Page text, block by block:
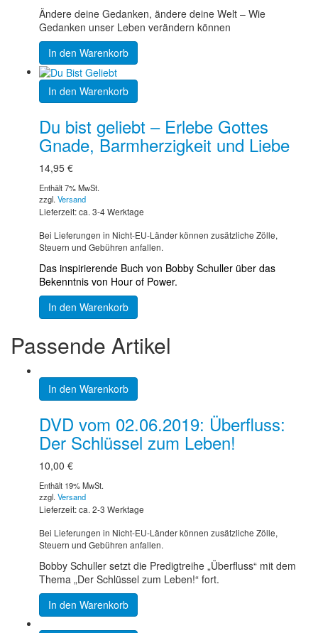
Ändere deine Gedanken, ändere deine Welt – Wie
Gedanken unser Leben verändern können
In den Warenkorb
In den Warenkorb
Du bist geliebt – Erlebe Gottes
Gnade, Barmherzigkeit und Liebe
14,95 €
Enthält 7% MwSt.
zzgl. Versand
Lieferzeit: ca. 3-4 Werktage
Bei Lieferungen in Nicht-EU-Länder können zusätzliche Zölle,
Steuern und Gebühren anfallen.
Das inspirierende Buch von Bobby Schuller über das
Bekenntnis von Hour of Power.
In den Warenkorb
Passende Artikel
In den Warenkorb
DVD vom 02.06.2019: Überfluss:
Der Schlüssel zum Leben!
10,00 €
Enthält 19% MwSt.
zzgl. Versand
Lieferzeit: ca. 2-3 Werktage
Bei Lieferungen in Nicht-EU-Länder können zusätzliche Zölle,
Steuern und Gebühren anfallen.
Bobby Schuller setzt die Predigtreihe „Überfluss“ mit dem
Thema „Der Schlüssel zum Leben!“ fort.
In den Warenkorb